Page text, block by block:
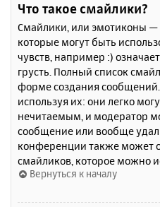
Что такое смайлики?
Смайлики, или эмотиконы —
которые могут быть
чувств, например :)
грусть. Полный список
форме создания сообщений.
используя их: они легко
нечитаемым, и модератор
сообщение или вообще
конференции также может
смайликов, которое можно
Вернуться к началу